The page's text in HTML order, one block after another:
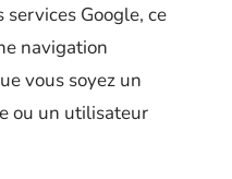
Google, ce
navigation
vous soyez un
ou un utilisateur